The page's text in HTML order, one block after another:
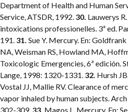
Department of Health and Human
Service, ATSDR, 1992. 30. Lauwerys
intoxications professionelles. 3ª ed.
191. 31. Sue Y. Mercury. En:
NA, Weisman RS, Howland MA,
Toxicologic Emergencies, 6ª edición.
Lange, 1998: 1320-1331. 32. Hursh
Vostal JJ, Mallie RV. Clearance of
vapor inhaled by human subjects.
302-309. 33. Magos L. Mercury. En: